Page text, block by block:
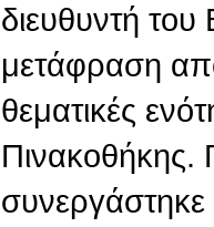
διευθυντή του
μετάφραση
θεματικές
Πινακοθήκης.
συνεργάστηκε